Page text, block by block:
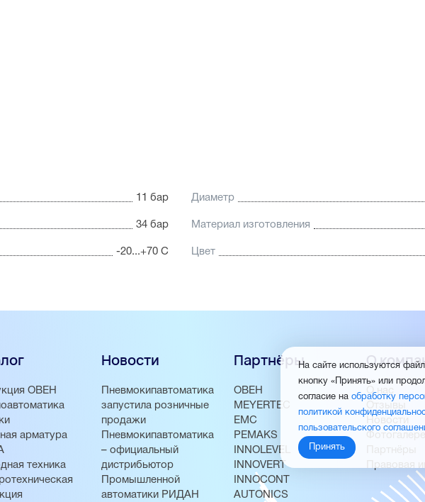
11 бар Диаметр
34 бар Материал изготовления
-20...+70 С Цвет
ОВЕН
арматура
техника
Новости
Пневмокипавтоматика
запустила розничные
продажи
Пневмокипавтоматика
– официальный
дистрибьютор
Промышленной
автоматики РИДАН
Партнёры
ОВЕН
MEYERTEC
EMC
PEMAKS
INNOLEVEL
INNOVERT
INNOCONT
AUTONICS
О
О нас
Отзывы
Новости
Партнёры
Правовая
На сайте используются
кнопку «Принять» или
согласие на обработку
политикой
пользовательского
Принять